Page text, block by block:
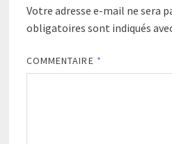
Votre adresse e-mail ne sera
obligatoires sont indiqués
COMMENTAIRE *